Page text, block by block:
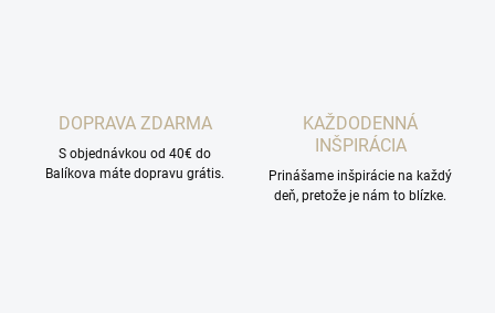
DOPRAVA ZDARMA
S objednávkou od 40€ do
Balíkova máte dopravu grátis.
KAŽDODENNÁ
INŠPIRÁCIA
Prinášame inšpirácie na každý
deň, pretože je nám to blízke.